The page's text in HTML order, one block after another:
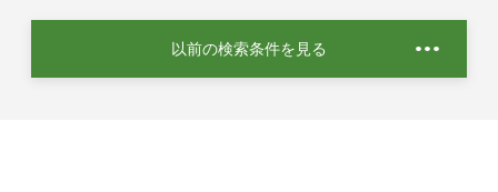
以前の検索条件を見る